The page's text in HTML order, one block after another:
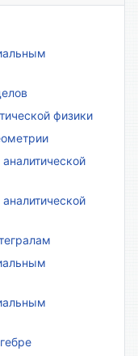
физики